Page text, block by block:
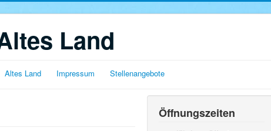
Land
Altes Land Impressum Stellenangebote
Öffnungszeiten